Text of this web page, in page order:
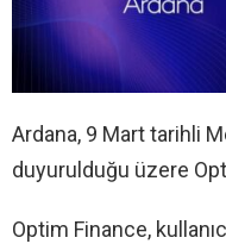
Ardana, 9 Mart tarihli
duyurulduğu üzere
Optim Finance,